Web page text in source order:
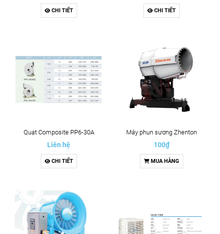
CHI TIẾT CHI TIẾT
Quạt Composite PP6-30A
Liên hệ
CHI TIẾT
Máy phun sương Zhenton
100₫
MUA HÀNG